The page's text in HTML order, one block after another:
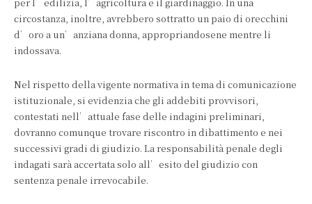
circostanza, inoltre, avrebbero sottratto un paio di orecchini
d’oro a un’anziana donna, appropriandosene mentre li
indossava.
Nel rispetto della vigente normativa in tema di comunicazione
istituzionale, si evidenzia che gli addebiti provvisori,
contestati nell’attuale fase delle indagini preliminari,
dovranno comunque trovare riscontro in dibattimento e nei
successivi gradi di giudizio. La responsabilità penale degli
indagati sarà accertata solo all’esito del giudizio con
sentenza penale irrevocabile.